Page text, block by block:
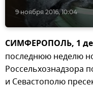
9 ноября 2016, 10:04
СИМФЕРОПОЛЬ, 1
последнюю неделю
Россельхознадзора
и Севастополю